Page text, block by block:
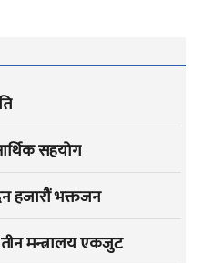
सहयोग
हजारौं भक्तजन
मन्त्रालय एकजुट